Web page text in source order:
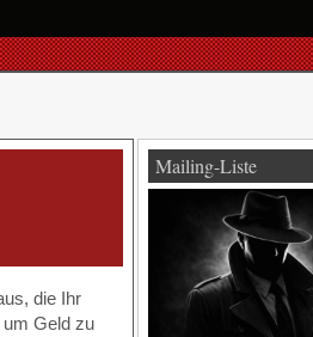
die Ihr
Geld zu
Mailing-Liste